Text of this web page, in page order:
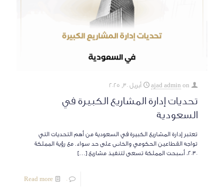
ajad admin on أبريل 30, 2025
تحديات إدارة المشاريع الكبيرة في
السعودية
تعتبر إدارة المشاريع الكبيرة في السعودية من أهم التحديات التي
تواجه القطاعين الحكومي والخاص على حد سواء. مع رؤية المملكة
2030، أصبحت المملكة تسعى لتنفيذ مشاريع
[…]
0
Read more